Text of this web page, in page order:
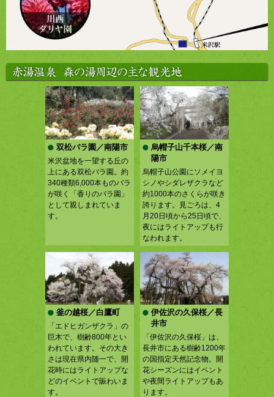
双松バラ園／南陽市
米沢盆地を一望する丘の
上にある双松バラ園。約
340種類6,000本ものバラ
が咲く「香りのバラ園」
として親しまれていま
す。
烏帽子山千本桜／南
陽市
烏帽子山公園にソメイヨ
シノやシダレザクラなど
約1000本のさくらが咲き
誇ります。見ごろは、4
月20日頃から25日頃で、
夜にはライトアップも行
なわれます。
釜の越桜／白鷹町
「エドヒガンザクラ」の
巨木で、樹齢800年とい
われています。その大き
さは現在県内随一で、開
花時にはライトアップな
どのイベントで賑わいま
す。
伊佐沢の久保桜／長
井市
「伊佐沢の久保桜」は、
長井市にある樹齢1200年
の国指定天然記念物。開
花シーズンにはイベント
や夜間ライトアップもあ
ります。